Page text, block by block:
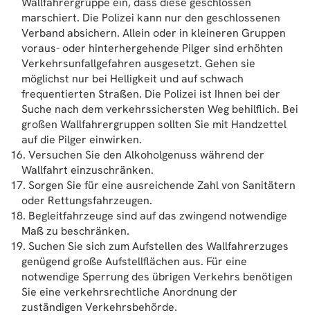
marschiert. Die Polizei kann nur den geschlossenen
Verband absichern. Allein oder in kleineren Gruppen
voraus- oder hinterhergehende Pilger sind erhöhten
Verkehrsunfallgefahren ausgesetzt. Gehen sie
möglichst nur bei Helligkeit und auf schwach
frequentierten Straßen. Die Polizei ist Ihnen bei der
Suche nach dem verkehrssichersten Weg behilflich. Bei
großen Wallfahrergruppen sollten Sie mit Handzettel
auf die Pilger einwirken.
Versuchen Sie den Alkoholgenuss während der
Wallfahrt einzuschränken.
Sorgen Sie für eine ausreichende Zahl von Sanitätern
oder Rettungsfahrzeugen.
Begleitfahrzeuge sind auf das zwingend notwendige
Maß zu beschränken.
Suchen Sie sich zum Aufstellen des Wallfahrerzuges
genügend große Aufstellflächen aus. Für eine
notwendige Sperrung des übrigen Verkehrs benötigen
Sie eine verkehrsrechtliche Anordnung der
zuständigen Verkehrsbehörde.